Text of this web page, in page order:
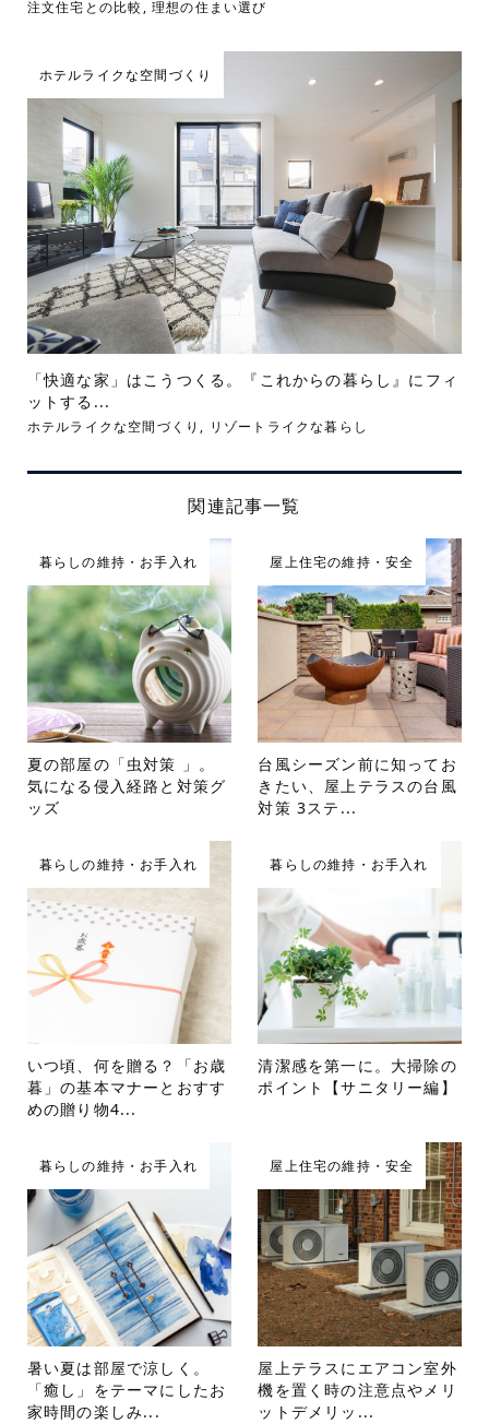
注文住宅との比較, 理想の住まい選び
ホテルライクな空間づくり
「快適な家」はこうつくる。『これからの暮らし』にフィ
ットする...
ホテルライクな空間づくり , リゾートライクな暮らし
関連記事一覧
暮らしの維持・お手入れ
夏の部屋の「虫対策 」。
気になる侵入経路と対策グ
ッズ
屋上住宅の維持・安全
台風シーズン前に知ってお
きたい、屋上テラスの台風
対策 3ステ...
暮らしの維持・お手入れ
いつ頃、何を贈る？「お歳
暮」の基本マナーとおすす
めの贈り物4...
暮らしの維持・お手入れ
清潔感を第一に。大掃除の
ポイント【サニタリー編】
暮らしの維持・お手入れ
暑い夏は部屋で涼しく。
「癒し」をテーマにしたお
家時間の楽しみ...
屋上住宅の維持・安全
屋上テラスにエアコン室外
機を置く時の注意点やメリ
ットデメリッ...